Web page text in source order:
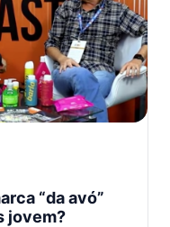
“da avó”
jovem?